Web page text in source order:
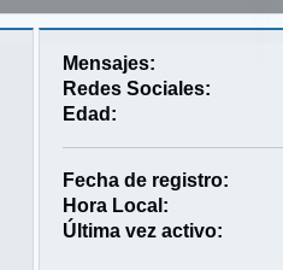
Mensajes:
Redes Sociales:
Edad:
Fecha de registro:
Hora Local:
Última vez activo: